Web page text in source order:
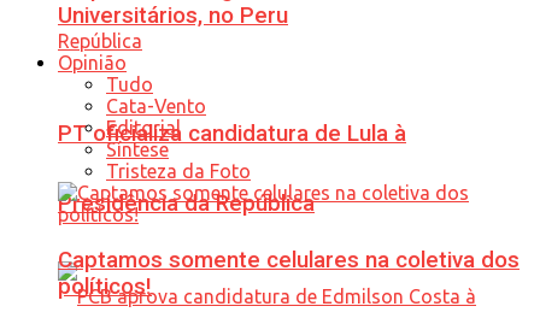
PT oficializa candidatura de Lula à
Presidência da República
Universitários, no Peru
Opinião
Tudo
Cata-Vento
Editorial
Síntese
Tristeza da Foto
Captamos somente celulares na coletiva dos
políticos!